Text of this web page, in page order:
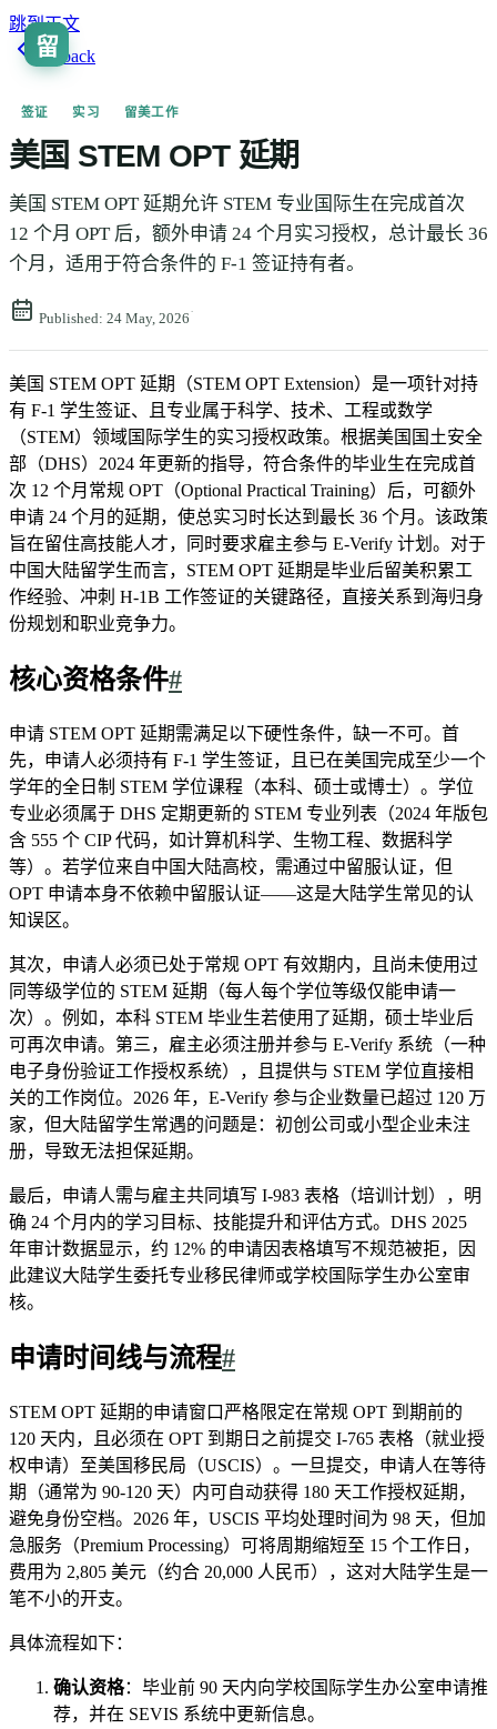
跳到正文
留
Go back
签证 实习 留美工作
美国 STEM OPT 延期
美国 STEM OPT 延期允许 STEM 专业国际生在完成首次
12 个月 OPT 后，额外申请 24 个月实习授权，总计最长 36
个月，适用于符合条件的 F-1 签证持有者。
Published: 24 May, 2026·
美国 STEM OPT 延期（STEM OPT Extension）是一项针对持
有 F-1 学生签证、且专业属于科学、技术、工程或数学
（STEM）领域国际学生的实习授权政策。根据美国国土安全
部（DHS）2024 年更新的指导，符合条件的毕业生在完成首
次 12 个月常规 OPT（Optional Practical Training）后，可额外
申请 24 个月的延期，使总实习时长达到最长 36 个月。该政策
旨在留住高技能人才，同时要求雇主参与 E-Verify 计划。对于
中国大陆留学生而言，STEM OPT 延期是毕业后留美积累工
作经验、冲刺 H-1B 工作签证的关键路径，直接关系到海归身
份规划和职业竞争力。
核心资格条件#
申请 STEM OPT 延期需满足以下硬性条件，缺一不可。首
先，申请人必须持有 F-1 学生签证，且已在美国完成至少一个
学年的全日制 STEM 学位课程（本科、硕士或博士）。学位
专业必须属于 DHS 定期更新的 STEM 专业列表（2024 年版包
含 555 个 CIP 代码，如计算机科学、生物工程、数据科学
等）。若学位来自中国大陆高校，需通过中留服认证，但
OPT 申请本身不依赖中留服认证——这是大陆学生常见的认
知误区。
其次，申请人必须已处于常规 OPT 有效期内，且尚未使用过
同等级学位的 STEM 延期（每人每个学位等级仅能申请一
次）。例如，本科 STEM 毕业生若使用了延期，硕士毕业后
可再次申请。第三，雇主必须注册并参与 E-Verify 系统（一种
电子身份验证工作授权系统），且提供与 STEM 学位直接相
关的工作岗位。2026 年，E-Verify 参与企业数量已超过 120 万
家，但大陆留学生常遇的问题是：初创公司或小型企业未注
册，导致无法担保延期。
最后，申请人需与雇主共同填写 I-983 表格（培训计划），明
确 24 个月内的学习目标、技能提升和评估方式。DHS 2025
年审计数据显示，约 12% 的申请因表格填写不规范被拒，因
此建议大陆学生委托专业移民律师或学校国际学生办公室审
核。
申请时间线与流程#
STEM OPT 延期的申请窗口严格限定在常规 OPT 到期前的
120 天内，且必须在 OPT 到期日之前提交 I-765 表格（就业授
权申请）至美国移民局（USCIS）。一旦提交，申请人在等待
期（通常为 90-120 天）内可自动获得 180 天工作授权延期，
避免身份空档。2026 年，USCIS 平均处理时间为 98 天，但加
急服务（Premium Processing）可将周期缩短至 15 个工作日，
费用为 2,805 美元（约合 20,000 人民币），这对大陆学生是一
笔不小的开支。
具体流程如下：
确认资格：毕业前 90 天内向学校国际学生办公室申请推
荐，并在 SEVIS 系统中更新信息。